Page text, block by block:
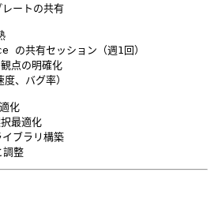
ートの共有
共有セッション（週1回）
点の明確化
、バグ率）
化
最適化
ブラリ構築